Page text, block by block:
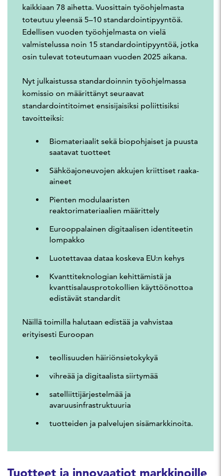
kaikkiaan 78 aihetta. Vuosittain työohjelmasta
toteutuu yleensä 5–10 standardointipyyntöä.
Edellisen vuoden työohjelmasta on vielä
valmistelussa noin 15 standardointipyyntöä, jotka
osin tulevat toteutumaan vuoden 2025 aikana.
Nyt julkaistussa standardoinnin työohjelmassa
komissio on määrittänyt seuraavat
standardointitoimet ensisijaisiksi poliittisiksi
tavoitteiksi:
Biomateriaalit sekä biopohjaiset ja puusta
saatavat tuotteet
Sähköajoneuvojen akkujen kriittiset raaka-
aineet
Pienten modulaaristen
reaktorimateriaalien määrittely
Eurooppalainen digitaalisen identiteetin
lompakko
Luotettavaa dataa koskeva EU:n kehys
Kvanttiteknologian kehittämistä ja
kvanttisalausprotokollien käyttöönottoa
edistävät standardit
Näillä toimilla halutaan edistää ja vahvistaa
erityisesti Euroopan
teollisuuden häiriönsietokykyä
vihreää ja digitaalista siirtymää
satelliittijärjestelmää ja
avaruusinfrastruktuuria
tuotteiden ja palvelujen sisämarkkinoita.
Tuotteet ja innovaatiot markkinoille